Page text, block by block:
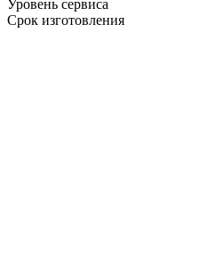
Уровень сервиса
Срок изготовления